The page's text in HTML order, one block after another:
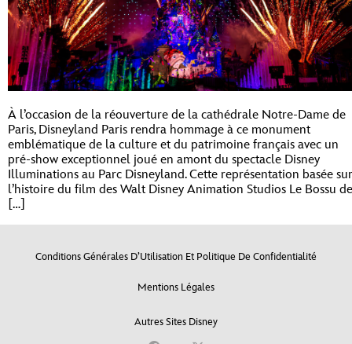
À l’occasion de la réouverture de la cathédrale Notre-Dame de
Paris, Disneyland Paris rendra hommage à ce monument
emblématique de la culture et du patrimoine français avec un
pré-show exceptionnel joué en amont du spectacle Disney
Illuminations au Parc Disneyland. Cette représentation basée sur
l’histoire du film des Walt Disney Animation Studios Le Bossu de
[…]
Conditions Générales D’Utilisation Et Politique De Confidentialité
Mentions Légales
Autres Sites Disney